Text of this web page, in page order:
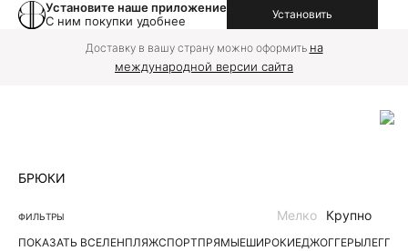
Установите наше приложение
С ним покупки удобнее
Установить
Доставку в вашу страну можно оформить на
международной версии сайта
БРЮКИ
ФИЛЬТРЫ
ПОКАЗАТЬ ВСЕЛЕНПЛЯЖСПОРТПРЯМЫЕШИРОКИЕДЖОГГЕРЫ
Мелко Крупно